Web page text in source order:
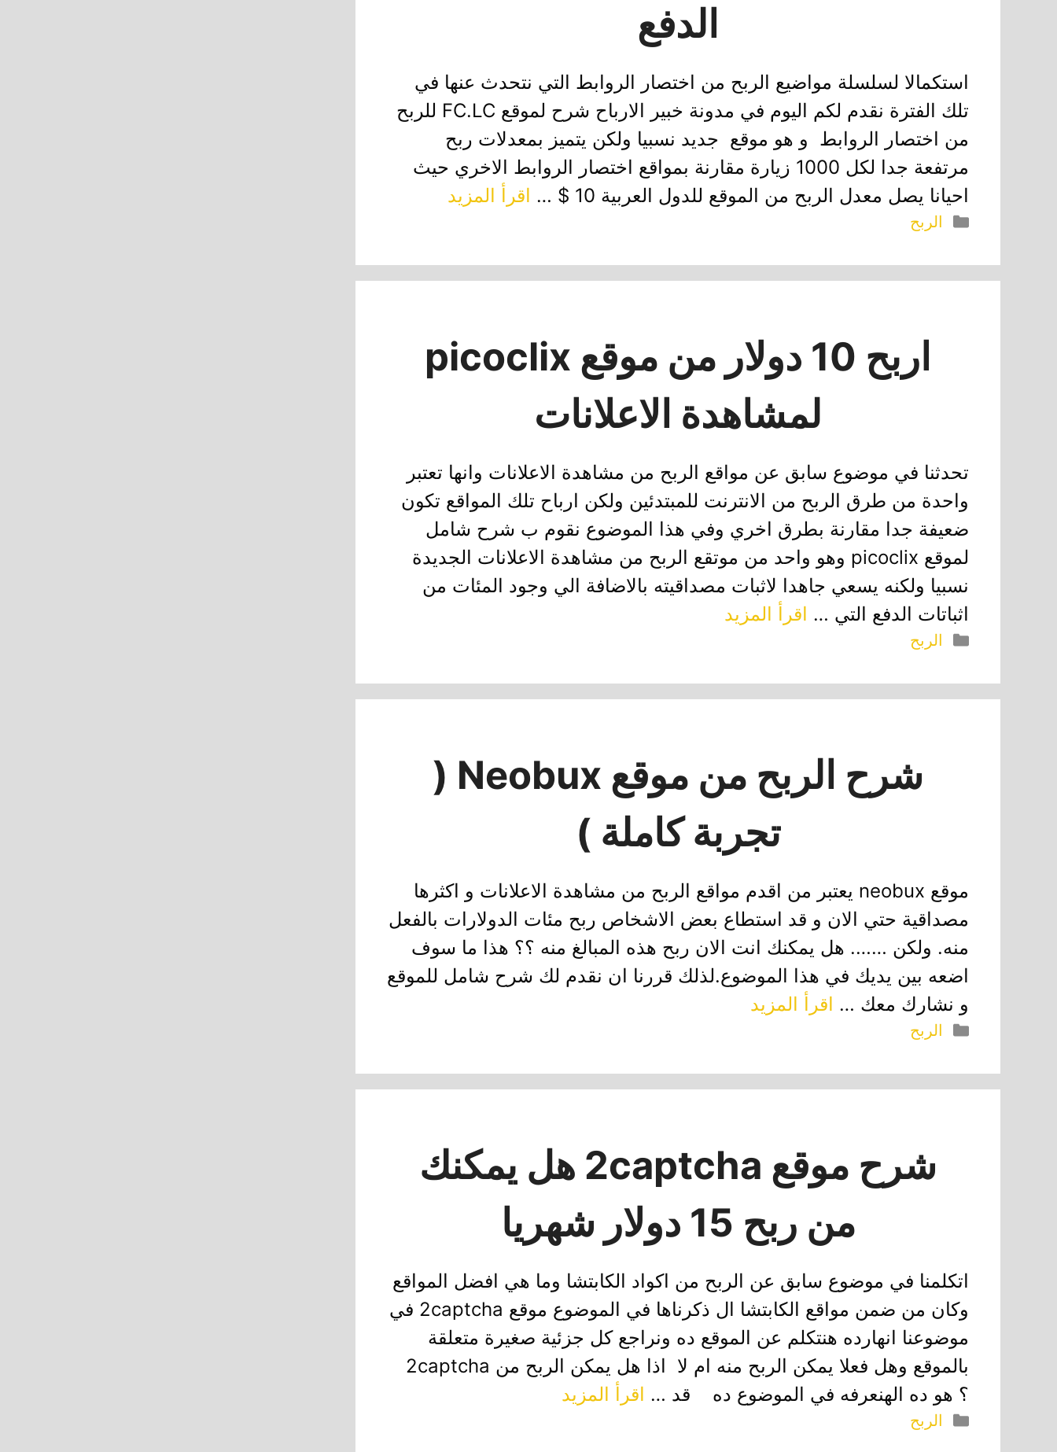
الدفع
استكمالا لسلسلة مواضيع الربح من اختصار الروابط التي نتحدث عنها في
تلك الفترة نقدم لكم اليوم في مدونة خبير الارباح شرح لموقع FC.LC للربح
من اختصار الروابط و هو موقع جديد نسبيا ولكن يتميز بمعدلات ربح
مرتفعة جدا لكل 1000 زيارة مقارنة بمواقع اختصار الروابط الاخري حيث
احيانا يصل معدل الربح من الموقع للدول العربية 10 $ …
اقرأ المزيد
التصنيفات
الربح
اربح 10 دولار من موقع picoclix
لمشاهدة الاعلانات
تحدثنا في موضوع سابق عن مواقع الربح من مشاهدة الاعلانات وانها تعتبر
واحدة من طرق الربح من الانترنت للمبتدئين ولكن ارباح تلك المواقع تكون
ضعيفة جدا مقارنة بطرق اخري وفي هذا الموضوع نقوم ب شرح شامل
لموقع picoclix وهو واحد من موتقع الربح من مشاهدة الاعلانات الجديدة
نسبيا ولكنه يسعي جاهدا لاثبات مصداقيته بالاضافة الي وجود المئات من
اثباتات الدفع التي … اقرأ المزيد
التصنيفات
الربح
شرح الربح من موقع Neobux (
تجربة كاملة )
موقع neobux يعتبر من اقدم مواقع الربح من مشاهدة الاعلانات و اكثرها
مصداقية حتي الان و قد استطاع بعض الاشخاص ربح مئات الدولارات بالفعل
منه. ولكن ……. هل يمكنك انت الان ربح هذه المبالغ منه ؟؟ هذا ما سوف
اضعه بين يديك في هذا الموضوع.لذلك قررنا ان نقدم لك شرح شامل للموقع
و نشارك معك … اقرأ المزيد
التصنيفات
الربح
شرح موقع 2captcha هل يمكنك
من ربح 15 دولار شهريا
اتكلمنا في موضوع سابق عن الربح من اكواد الكابتشا وما هي افضل المواقع
وكان من ضمن مواقع الكابتشا ال ذكرناها في الموضوع موقع 2captcha في
موضوعنا انهارده هنتكلم عن الموقع ده ونراجع كل جزئية صغيرة متعلقة
بالموقع وهل فعلا يمكن الربح منه ام لا اذا هل يمكن الربح من 2captcha
؟ هو ده الهنعرفه في الموضوع ده قد … اقرأ المزيد
التصنيفات
الربح